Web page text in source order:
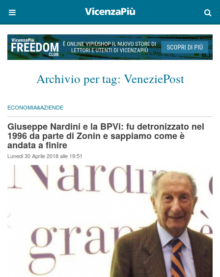
Archivio per tag: VeneziePost
ECONOMIA&AZIENDE
Giuseppe Nardini e la BPVi: fu detronizzato nel
1996 da parte di Zonin e sappiamo come è
andata a finire
Lunedi 30 Aprile 2018 alle 19:51